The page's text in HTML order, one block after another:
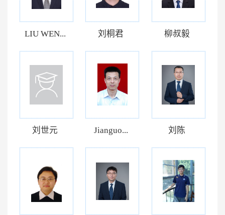
LIU WEN... 刘桐君 柳叔毅
刘世元 Jianguo... 刘陈